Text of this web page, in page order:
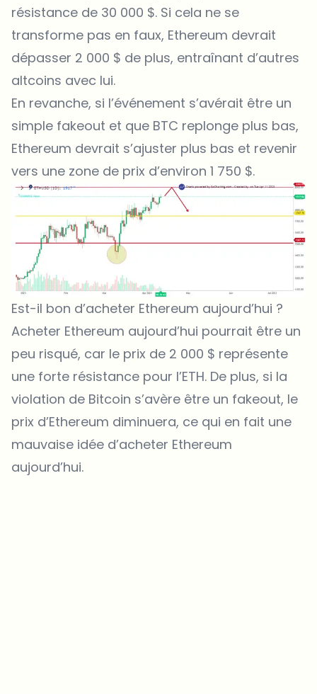
résistance de 30 000 $. Si cela ne se
transforme pas en faux, Ethereum devrait
dépasser 2 000 $ de plus, entraînant d’autres
altcoins avec lui.
En revanche, si l’événement s’avérait être un
simple fakeout et que BTC replonge plus bas,
Ethereum devrait s’ajuster plus bas et revenir
vers une zone de prix d’environ 1 750 $.
Est-il bon d’acheter Ethereum aujourd’hui ?
Acheter Ethereum aujourd’hui pourrait être un
peu risqué, car le prix de 2 000 $ représente
une forte résistance pour l’ETH. De plus, si la
violation de Bitcoin s’avère être un fakeout, le
prix d’Ethereum diminuera, ce qui en fait une
mauvaise idée d’acheter Ethereum
aujourd’hui.